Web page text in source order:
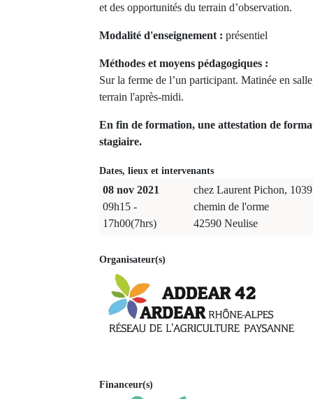
et des opportunités du terrain d’observation.
Modalité d'enseignement : présentiel
Méthodes et moyens pédagogiques :
Sur la ferme de l’un participant. Matinée en
terrain l'après-midi.
En fin de formation, une attestation de
stagiaire.
Dates, lieux et intervenants
08 nov 2021
09h15 -
17h00(7hrs)
chez Laurent Pichon, 1039
chemin de l'orme
42590 Neulise
Organisateur(s)
Financeur(s)